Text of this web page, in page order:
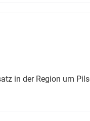
in der Region um